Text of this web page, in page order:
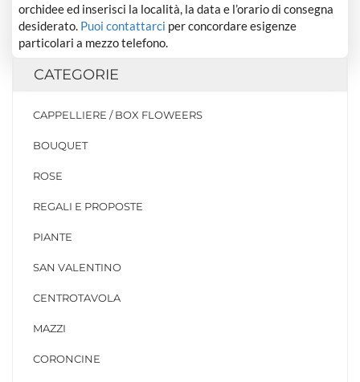
orchidee ed inserisci la località, la data e l’orario di consegna
desiderato. Puoi contattarci per concordare esigenze
particolari a mezzo telefono.
CATEGORIE
CAPPELLIERE / BOX FLOWEERS
BOUQUET
ROSE
REGALI E PROPOSTE
PIANTE
SAN VALENTINO
CENTROTAVOLA
MAZZI
CORONCINE